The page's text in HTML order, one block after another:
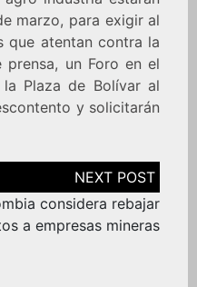
marzo, para exigir al
que atentan contra la
un Foro en el
Plaza de Bolívar al
y solicitarán
considera rebajar
a empresas mineras